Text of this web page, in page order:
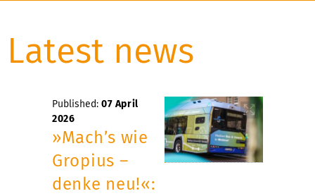
Latest news
Published: 07 April
2026
»Mach’s wie
Gropius –
denke neu!«: